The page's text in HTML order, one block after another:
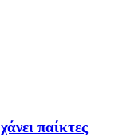
παίκτες